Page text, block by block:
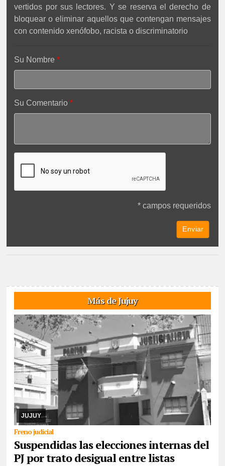
vertidos por sus lectores. Y se reserva el derecho de
bloquear o eliminar aquellos que contengan mensajes
con contenido xenófobo, racista o discriminatorio
Su Nombre
Su Comentario
* campos requeridos
Más de Jujuy
JUJUY
Freno judicial
Suspendidas las elecciones internas del
PJ por trato desigual entre listas
08/08/2026 El cronograma electoral suspendido, el juez Hansen
resolvió la apelación de la lista Celeste y Blanca, argumenta trató
desigual. Ya corrió traslado a ...